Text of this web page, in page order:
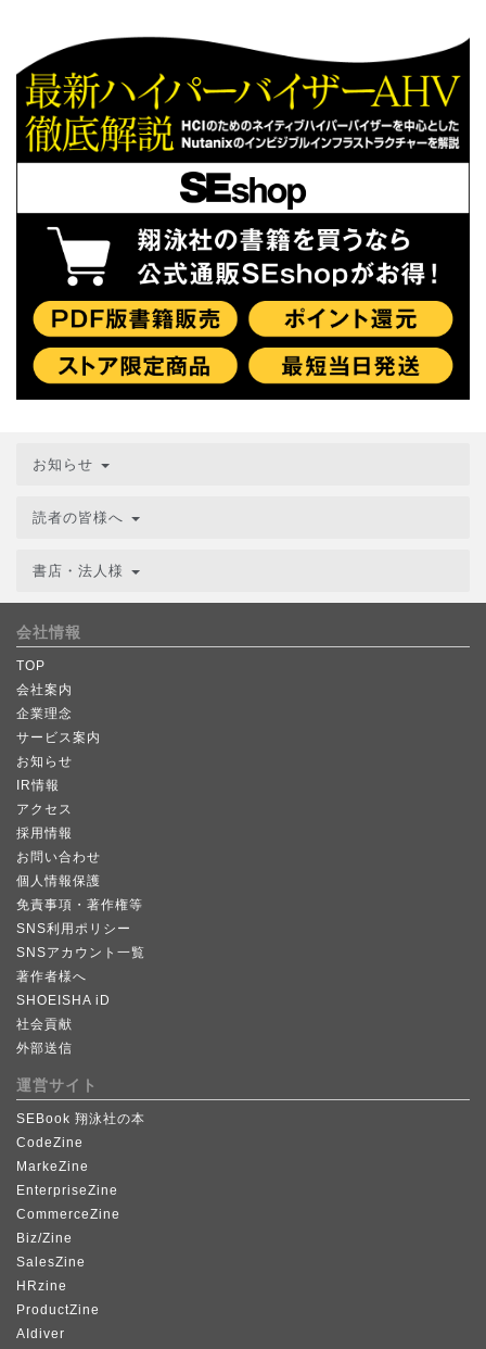
お知らせ
読者の皆様へ
書店・法人様
会社情報
TOP
会社案内
企業理念
サービス案内
お知らせ
IR情報
アクセス
採用情報
お問い合わせ
個人情報保護
免責事項・著作権等
SNS利用ポリシー
SNSアカウント一覧
著作者様へ
SHOEISHA iD
社会貢献
外部送信
運営サイト
SEBook 翔泳社の本
CodeZine
MarkeZine
EnterpriseZine
CommerceZine
Biz/Zine
SalesZine
HRzine
ProductZine
AIdiver